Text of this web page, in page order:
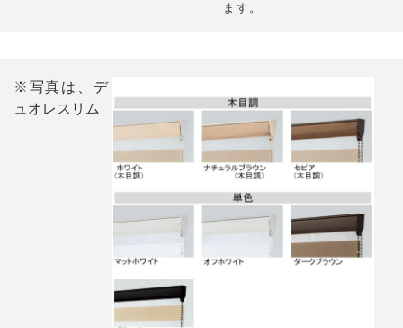
ます。
※写真は、デ
ュオレスリム